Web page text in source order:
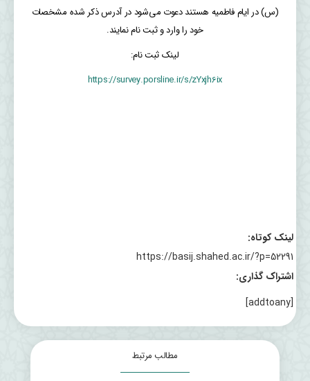
(س) در ایام فاطمیه هستند دعوت می‌شود در آدرس ذکر شده مشخصات
خود را وارد و ثبت نام نمایند.
لینک ثبت نام:
https://survey.porsline.ir/s/zYxjh6ix
لینک کوتاه:
https://basij.shahed.ac.ir/?p=52291
اشتراک گذاری:
[addtoany]
مطالب مرتبط